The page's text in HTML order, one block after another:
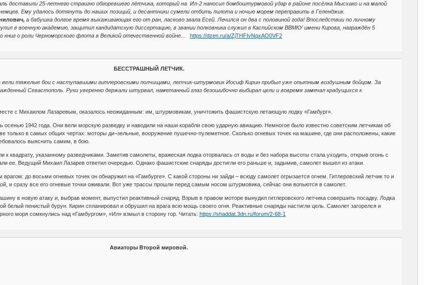
доставили 25-летнего страшно обгоревшего лётчика, который на Ил-2 наносил бомбоштурмовой удар в районе посёлка Мысхако и на малой
Ему удалось дотянуть до наших позиций, и десантники сумели отбить пилота и ночью морем переправить в Геленджик.
а бабушка долгое время выхаживающая его от ран, ласково звала Есей. Лечился он два с половиной года! Впоследствии по личному
в военную академию, защитил кандидатскую диссертацию, в звании полковника служил в Каспийском ВВМКУ имени Кирова, награждён 5
книг о роли Черноморского флота в Великой отечественной войне...
https://dzen.ru/a/ZjTHFIvNqxAO0VF2
БЕССТРАШНЫЙ ЛЕТЧИК.
вели тяжелые бои с наступавшими гитлеровскими полчищами, летчик-штурмовик Иосиф Кирин прибыл уже опытным воздушным бойцом. За
Севастополь. Руки уверенно держали штурвал, наметанный глаз безошибочно выбирал цели и вовремя замечал крадущихся к
с Михаилом Лазаревым, оказалось неожиданным: им, штурмовикам, уничтожить фашистскую летающую лодку «Гамбург».
осенью 1942 года. Они вели морскую разведку и наводили на наши корабли свою ударную авиацию. Немногое было известно советским летчикам об
только в самых общих чертах: моторы ди¬зельные, вооружение пушечно-пулеметное. Сколько огневых точек на машине, где они расположены, какие
выяснить самим, в бою.
квадрату, указанному разведчиками. Заметив самолеты, вражеская лодка оторвалась от воды и без набора высоты стала уходить, открыв огонь с
ее. Ведущий Михаил Лазарев ответил очередью. Однако фашистские снаряды достигли его раньше и, задымив, самолет вышел из атаки.
до восьми огневых точек он обнаружил на «Гамбурге». С какой стороны ни зайди – всюду самолет огрызается огнем. Гитлеровский летчик то и
и сразу все его огневые точки оживали. Вот уже трассы прошли перед самым носом штурмовика, сейчас они вопьются в самолет.
в новую атаку и, выбрав момент, выпустил реактивный снаряд. Взрыв в правом моторе вынудил гитлеровского летчика совершить посадку. Лодка
белый пенистый бурун. Кирин спланировал и обрушил на врага всю мощь своего огня. Реактивные снаряды настигли цель. Самолет загорелся и
моря сомкнулись над «Гамбургом», «Ил» взмыл в сторону гор. Читать: https://shaddat.3dn.ru/forum/2-68-1
Авиаторы Второй мировой.